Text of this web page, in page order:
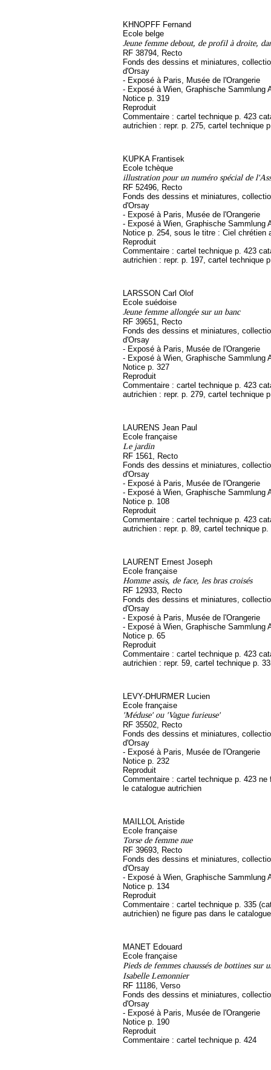
KHNOPFF Fernand
Ecole belge
Jeune femme debout, de profil à droite,
RF 38794, Recto
Fonds des dessins et miniatures,
d'Orsay
- Exposé à Paris, Musée de l'Orangerie
- Exposé à Wien, Graphische Sammlung
Notice p. 319
Reproduit
Commentaire : cartel technique p. 423
autrichien : repr. p. 275, cartel technique
KUPKA Frantisek
Ecole tchèque
illustration pour un numéro spécial de
RF 52496, Recto
Fonds des dessins et miniatures,
d'Orsay
- Exposé à Paris, Musée de l'Orangerie
- Exposé à Wien, Graphische Sammlung
Notice p. 254, sous le titre : Ciel chrétien
Reproduit
Commentaire : cartel technique p. 423
autrichien : repr. p. 197, cartel technique
LARSSON Carl Olof
Ecole suédoise
Jeune femme allongée sur un banc
RF 39651, Recto
Fonds des dessins et miniatures,
d'Orsay
- Exposé à Paris, Musée de l'Orangerie
- Exposé à Wien, Graphische Sammlung
Notice p. 327
Reproduit
Commentaire : cartel technique p. 423
autrichien : repr. p. 279, cartel technique
LAURENS Jean Paul
Ecole française
Le jardin
RF 1561, Recto
Fonds des dessins et miniatures,
d'Orsay
- Exposé à Paris, Musée de l'Orangerie
- Exposé à Wien, Graphische Sammlung
Notice p. 108
Reproduit
Commentaire : cartel technique p. 423
autrichien : repr. p. 89, cartel technique p.
LAURENT Ernest Joseph
Ecole française
Homme assis, de face, les bras croisés
RF 12933, Recto
Fonds des dessins et miniatures,
d'Orsay
- Exposé à Paris, Musée de l'Orangerie
- Exposé à Wien, Graphische Sammlung
Notice p. 65
Reproduit
Commentaire : cartel technique p. 423
autrichien : repr. 59, cartel technique p.
LEVY-DHURMER Lucien
Ecole française
'Méduse' ou 'Vague furieuse'
RF 35502, Recto
Fonds des dessins et miniatures,
d'Orsay
- Exposé à Paris, Musée de l'Orangerie
Notice p. 232
Reproduit
Commentaire : cartel technique p. 423 ne
le catalogue autrichien
MAILLOL Aristide
Ecole française
Torse de femme nue
RF 39693, Recto
Fonds des dessins et miniatures,
d'Orsay
- Exposé à Wien, Graphische Sammlung
Notice p. 134
Reproduit
Commentaire : cartel technique p. 335
autrichien) ne figure pas dans le
MANET Edouard
Ecole française
Pieds de femmes chaussés de bottines sur
Isabelle Lemonnier
RF 11186, Verso
Fonds des dessins et miniatures,
d'Orsay
- Exposé à Paris, Musée de l'Orangerie
Notice p. 190
Reproduit
Commentaire : cartel technique p. 424